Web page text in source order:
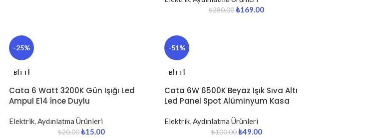
₺280.00 ₺169.00
-25%
BITTI
Cata 6 Watt 3200K Gün Işığı Led
Ampul E14 İnce Duylu
Elektrik,Aydınlatma Ürünleri
₺20.00 ₺15.00
-51%
BITTI
Cata 6W 6500K Beyaz Işık Sıva Altı
Led Panel Spot Alüminyum Kasa
Elektrik,Aydınlatma Ürünleri
₺100.00 ₺49.00